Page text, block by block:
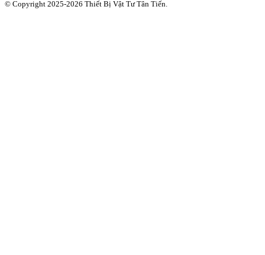
© Copyright 2025-2026 Thiết Bị Vật Tư Tân Tiến.